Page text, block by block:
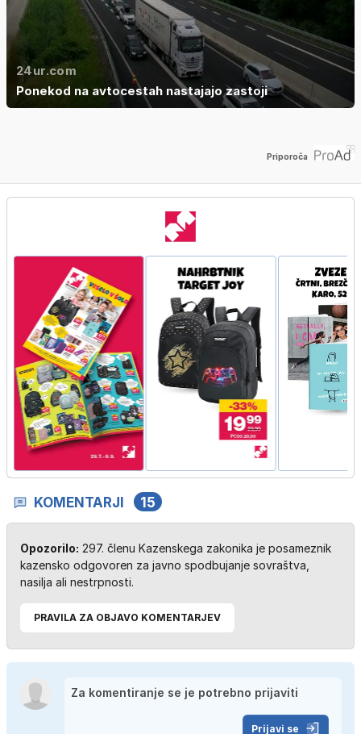
24ur.com
Ponekod na avtocestah nastajajo zastoji
Priporoča
KOMENTARJI 15
Opozorilo: 297. členu Kazenskega zakonika je posameznik
kazensko odgovoren za javno spodbujanje sovraštva,
nasilja ali nestrpnosti.
PRAVILA ZA OBJAVO KOMENTARJEV
Prijavi se